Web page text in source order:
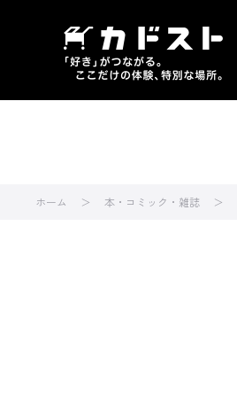
ホーム 本・コミック・雑誌